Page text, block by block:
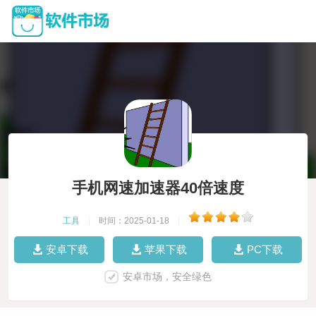
手机网速加速器40倍速度
工具 时间：2025-01-18
安卓下载 苹果下载 PC下载
安卓市场，安全绿色